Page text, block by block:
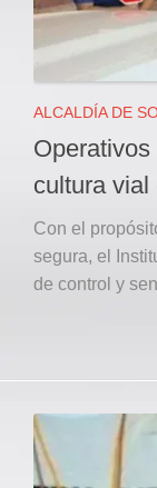
ALCALDÍA DE
cultura vial
Con el
segura, el
de control y